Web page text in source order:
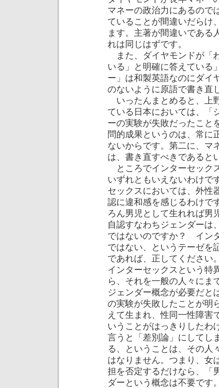
マネーの政治力にあるので
ていることが間違いだらけ
ます。主著が間違いである
れは同じはずです。
また、ダイヤモンドが「
いる」と明確に答えている
ー」は和製英語なのにダ
のないように原語で書き直
いったんまとめると、上
ている日本においては、「
ーの実験が失敗だったこと
問的成果というのは、常に
ないからです。第二に、マ
は、書き直すべきであると
ところでインターセック
いずれともいえないわけで
セックスにおいては、外性
認に違和感を感じるわけで
ろん男児として生れれば男
自認すなわちジェンダーは
ではないのですか？ イン
ではない、というテーゼを
であれば、正してください
インターセックスという特
ら、それを一般の人々にま
ジェンダー概念が必要だと
の実験が失敗したことが明
えて生まれ、性同一性障害
いうことがはっきりしたわ
言うと「差別論」にしてし
る、ということは、その人
はなりません。つまり、女
担を否定するだけなら、「
ダーという概念は不要です